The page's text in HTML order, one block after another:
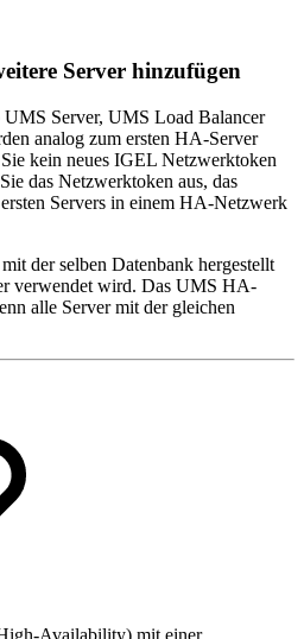
Server hinzufügen
Server, UMS Load Balancer
analog zum ersten HA-Server
kein neues IGEL Netzwerktoken
das Netzwerktoken aus, das
Servers in einem HA-Netzwerk
der selben Datenbank hergestellt
verwendet wird. Das UMS HA-
alle Server mit der gleichen